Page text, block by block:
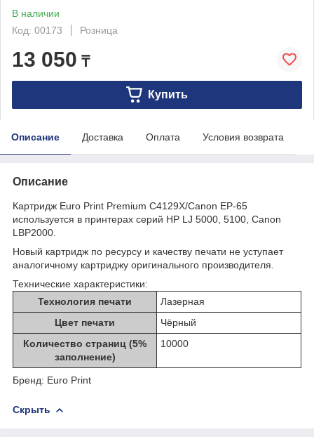
В наличии
Код: 00173
Розница
13 050 ₸
Купить
Описание Доставка Оплата Условия возврата
Описание
Картридж Euro Print Premium C4129X/Canon EP-65
используется в принтерах серий HP LJ 5000, 5100, Canon
LBP2000.
Новый картридж по ресурсу и качеству печати не уступает
аналогичному картриджу оригинального производителя.
Технические характеристики:
Технология печати
Лазерная
Цвет печати
Чёрный
Количество страниц (5%
заполнение)
10000
Бренд: Euro Print
Скрыть